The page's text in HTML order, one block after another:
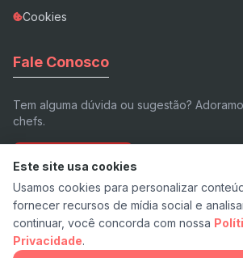
Cookies
Fale Conosco
Tem alguma dúvida ou sugestão?
chefs.
Enviar E-mail
© 2026 Receita.app - Feito com
Este site usa cookies
Usamos cookies para personalizar
fornecer recursos de mídia social e
continuar, você concorda com nossa
Privacidade.